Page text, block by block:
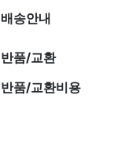
배송안내
반품/교환
반품/교환비용